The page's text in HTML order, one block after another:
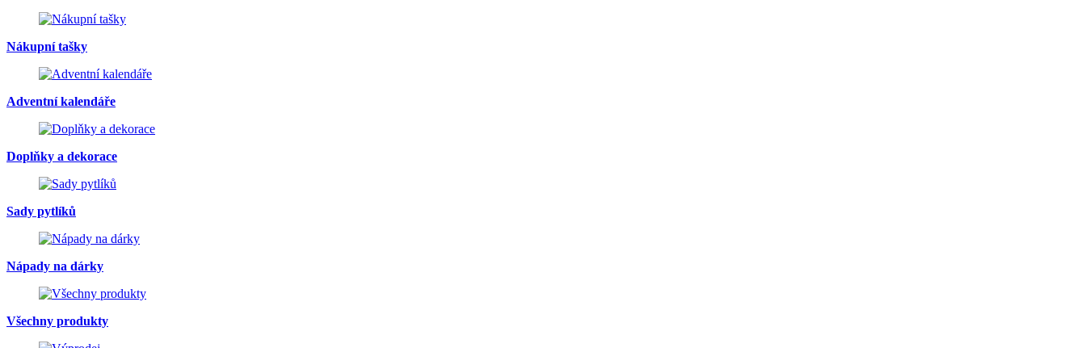
Nákupní tašky
Adventní kalendáře
Doplňky a dekorace
Sady pytlíků
Nápady na dárky
Všechny produkty